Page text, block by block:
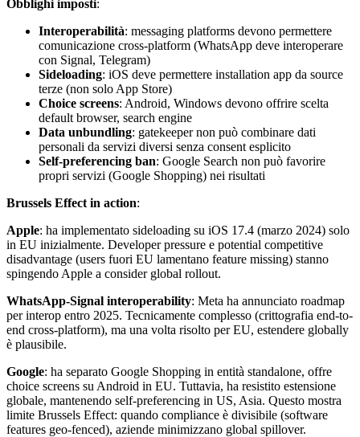
Obblighi imposti:
Interoperabilità: messaging platforms devono permettere
comunicazione cross-platform (WhatsApp deve interoperare
con Signal, Telegram)
Sideloading: iOS deve permettere installation app da source
terze (non solo App Store)
Choice screens: Android, Windows devono offrire scelta
default browser, search engine
Data unbundling: gatekeeper non può combinare dati
personali da servizi diversi senza consent esplicito
Self-preferencing ban: Google Search non può favorire
propri servizi (Google Shopping) nei risultati
Brussels Effect in action:
Apple: ha implementato sideloading su iOS 17.4 (marzo 2024) solo
in EU inizialmente. Developer pressure e potential competitive
disadvantage (users fuori EU lamentano feature missing) stanno
spingendo Apple a consider global rollout.
WhatsApp-Signal interoperability: Meta ha annunciato roadmap
per interop entro 2025. Tecnicamente complesso (crittografia end-to-
end cross-platform), ma una volta risolto per EU, estendere globally
è plausibile.
Google: ha separato Google Shopping in entità standalone, offre
choice screens su Android in EU. Tuttavia, ha resistito estensione
globale, mantenendo self-preferencing in US, Asia. Questo mostra
limite Brussels Effect: quando compliance è divisibile (software
features geo-fenced), aziende minimizzano global spillover.